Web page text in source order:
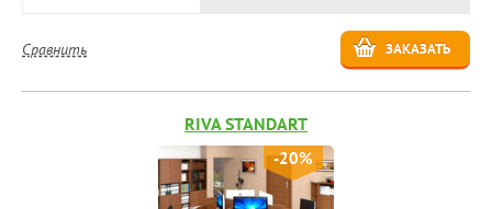
ЗАКАЗАТЬ
Сравнить
RIVA STANDART
-20%